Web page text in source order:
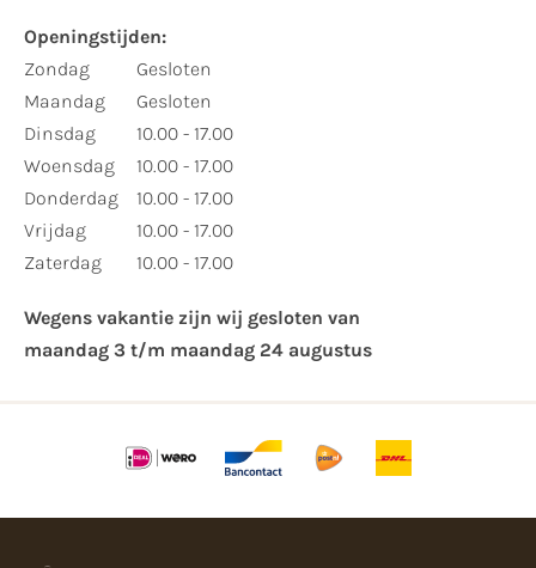
Openingstijden:​
​Zondag
Maandag
Dinsdag
Woensdag
Donderdag
Vrijdag
Zaterdag
Gesloten
Gesloten
10.00 - 17.00
10.00 - 17.00
10.00 - 17.00
10.00 - 17.00
10.00 - 17.00
Wegens vakantie zijn wij gesloten van ​
maandag 3 t/m maandag 24 augustus